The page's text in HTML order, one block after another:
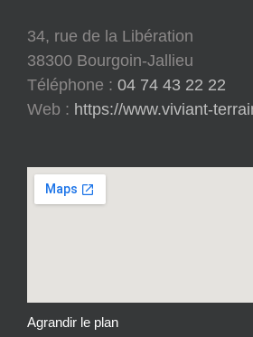
34, rue de la Libération
38300 Bourgoin-Jallieu
Téléphone : 04 74 43 22 22
Web : https://www.viviant-
Agrandir le plan